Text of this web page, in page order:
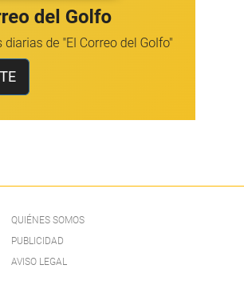
QUIÉNES SOMOS
PUBLICIDAD
AVISO LEGAL